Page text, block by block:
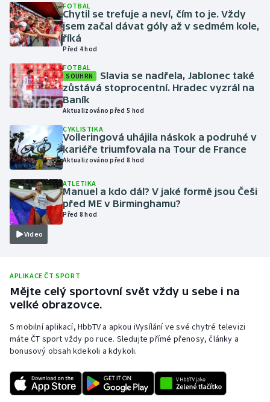
Lezení
Lyže a snowboard
Moderní pětiboj
Motorsport
Olympijské hry
Parasport
Plavání
Plážový volejbal
Rychlobruslení
Rychlostní kanoistika
Short track
Stolní tenis
FOTBAL
Chytil se trefuje a neví, čím to je. Vždy
jsem začal dávat góly až v sedmém kole,
říká
Před 4 hod
FOTBAL
SOUHRN
Slavia se nadřela, Jablonec také
zůstává stoprocentní. Hradec vyzrál na
Baník
Aktualizováno před 5 hod
CYKLISTIKA
Volleringová uhájila náskok a podruhé v
kariéře triumfovala na Tour de France
Aktualizováno před 8 hod
Video
ATLETIKA
Manuel a kdo dál? V jaké formě jsou Češi
před ME v Birminghamu?
Před 8 hod
APLIKACE ČT SPORT
Mějte celý sportovní svět vždy u sebe i na
velké obrazovce.
S mobilní aplikací, HbbTV a apkou iVysílání ve své chytré televizi
máte ČT sport vždy po ruce. Sledujte přímé přenosy, články a
bonusový obsah kdekoli a kdykoli.